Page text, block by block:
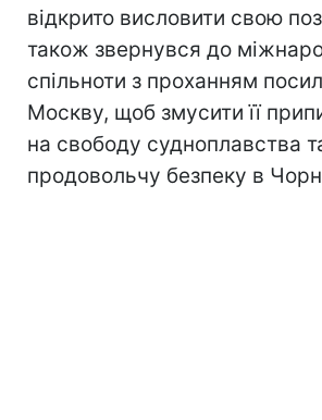
відкрито висловити свою
також звернувся до
спільноти з проханням
Москву, щоб змусити її
на свободу судноплавства
продовольчу безпеку в